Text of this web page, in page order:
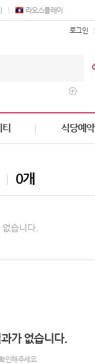
라오스플레이
로그인
식당예약
0개
습니다.
가 없습니다.
인해주세요.